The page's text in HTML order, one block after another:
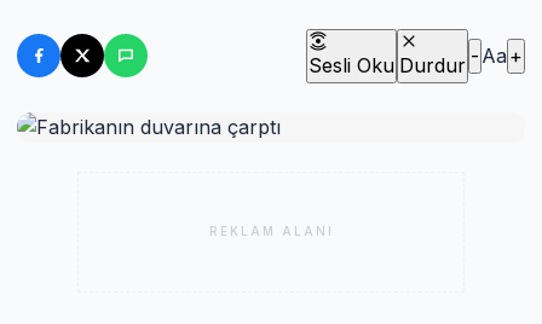
Sesli Oku Durdur - Aa+
REKLAM ALANI